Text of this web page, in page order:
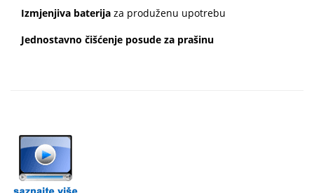
Izmjenjiva baterija za produženu upotrebu
Jednostavno čišćenje posude za prašinu